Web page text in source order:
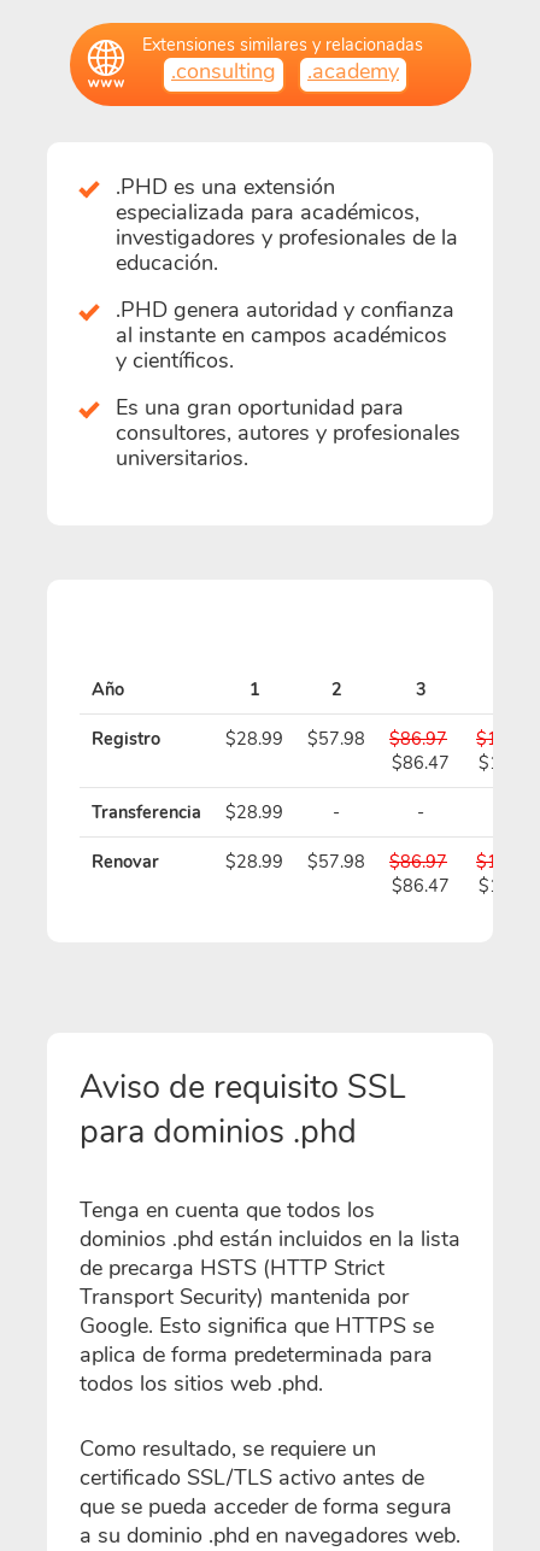
Extensiones similares y relacionadas
.consulting .academy
.PHD es una extensión
especializada para académicos,
investigadores y profesionales de la
educación.
.PHD genera autoridad y confianza
al instante en campos académicos
y científicos.
Es una gran oportunidad para
consultores, autores y profesionales
universitarios.
Año 1 2 3
Registro $28.99 $57.98
$86.97
$86.47
Transferencia $28.99 - -
Renovar $28.99 $57.98
$86.97
$86.47
Aviso de requisito SSL
para dominios .phd
Tenga en cuenta que todos los
dominios .phd están incluidos en la lista
de precarga HSTS (HTTP Strict
Transport Security) mantenida por
Google. Esto significa que HTTPS se
aplica de forma predeterminada para
todos los sitios web .phd.
Como resultado, se requiere un
certificado SSL/TLS activo antes de
que se pueda acceder de forma segura
a su dominio .phd en navegadores web.